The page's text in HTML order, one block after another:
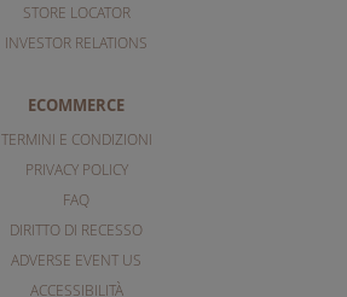
STORE LOCATOR
INVESTOR RELATIONS
ECOMMERCE
TERMINI E CONDIZIONI
PRIVACY POLICY
FAQ
DIRITTO DI RECESSO
ADVERSE EVENT US
ACCESSIBILITÀ